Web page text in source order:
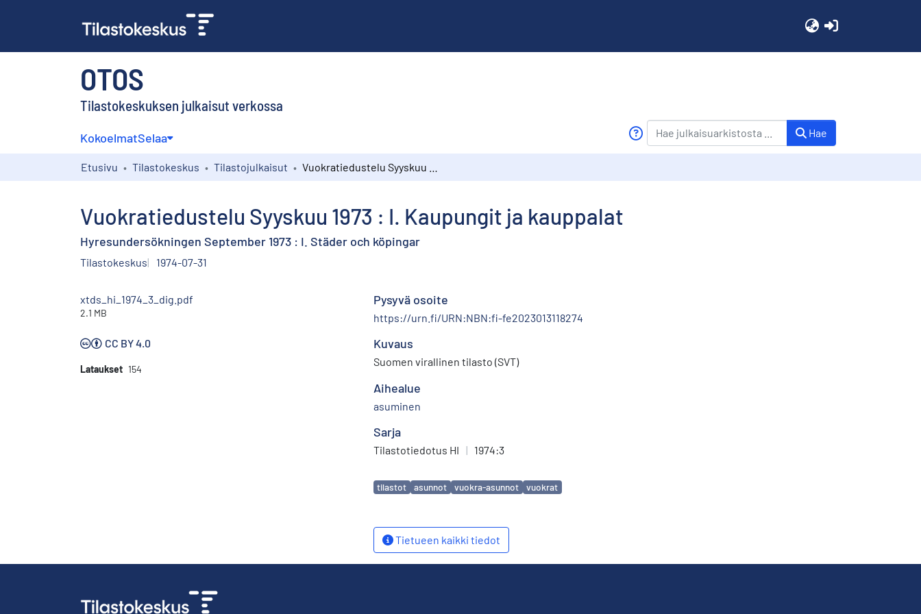
OTOS
Tilastokeskuksen julkaisut verkossa
KokoelmatSelaa Hae
Etusivu Tilastokeskus Tilastojulkaisut
Vuokratiedustelu Syyskuu 1973 : I. Kaupungit ja kauppalat
Hyresundersökningen September 1973 : I. Städer och köpingar
Tilastokeskus 1974-07-31
xtds_hi_1974_3_dig.pdf
2.1 MB
CC BY 4.0
Lataukset 154
Pysyvä osoite
https://urn.fi/URN:NBN:fi-fe2023013118274
Kuvaus
Suomen virallinen tilasto (SVT)
Aihealue
asuminen
Sarja
Tilastotiedotus HI | 1974:3
Avainsanat
tilastot asunnot vuokra-asunnot vuokrat
Tietueen kaikki tiedot